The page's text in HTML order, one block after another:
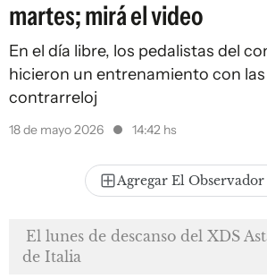
martes; mirá el video
En el día libre, los pedalistas del
hicieron un entrenamiento con
contrarreloj
18 de mayo 2026 14:42 hs
Agregar El Observador
El lunes de descanso del XDS
de Italia